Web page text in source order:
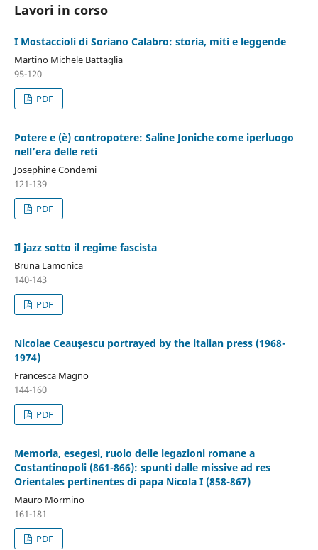
Lavori in corso
I Mostaccioli di Soriano Calabro: storia, miti e leggende
Martino Michele Battaglia
95-120
PDF
Potere e (è) contropotere: Saline Joniche come iperluogo
nell’era delle reti
Josephine Condemi
121-139
PDF
Il jazz sotto il regime fascista
Bruna Lamonica
140-143
PDF
Nicolae Ceauşescu portrayed by the italian press (1968-
1974)
Francesca Magno
144-160
PDF
Memoria, esegesi, ruolo delle legazioni romane a
Costantinopoli (861-866): spunti dalle missive ad res
Orientales pertinentes di papa Nicola I (858-867)
Mauro Mormino
161-181
PDF